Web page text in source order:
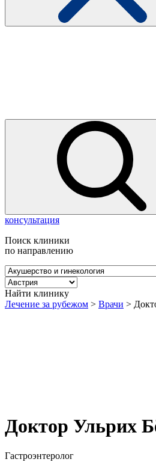
консультация
Поиск клиники
по направлению
Найти клинику
Лечение за рубежом > Врачи >
Доктор Ульрих
Гастроэнтеролог